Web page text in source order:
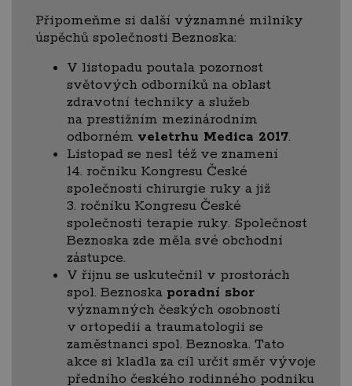
Připomeňme si další významné milníky
úspěchů společnosti Beznoska:
V listopadu poutala pozornost
světových odborníků na oblast
zdravotní techniky a služeb
na prestižním mezinárodním
odborném veletrhu Medica 2017.
Listopad se nesl též ve znamení
14. ročníku Kongresu České
společnosti chirurgie ruky a již
3. ročníku Kongresu České
společnosti terapie ruky. Společnost
Beznoska zde měla své obchodní
zástupce.
V říjnu se uskutečnil v prostorách
spol. Beznoska poradní sbor
významných českých osobností
v ortopedii a traumatologii se
zaměstnanci spol. Beznoska. Tato
akce si kladla za cíl určit směr vývoje
předního českého rodinného podniku